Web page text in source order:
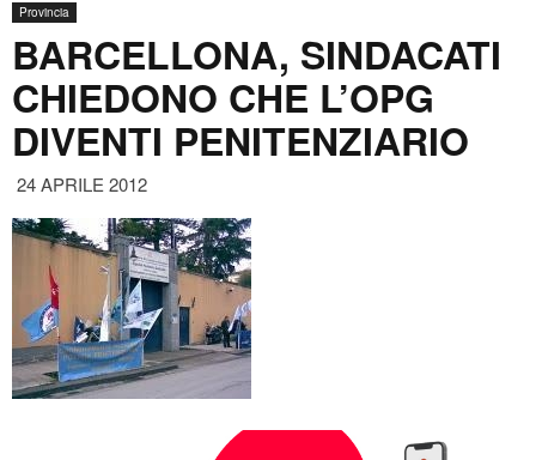
Provincia
BARCELLONA, SINDACATI
CHIEDONO CHE L’OPG
DIVENTI PENITENZIARIO
24 APRILE 2012